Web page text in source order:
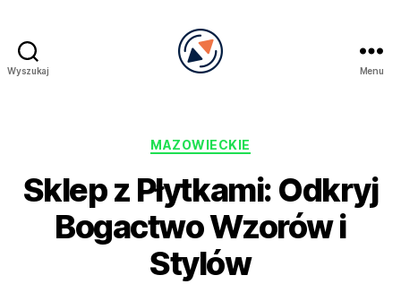
Wyszukaj Menu
Kategorie
MAZOWIECKIE
Sklep z Płytkami: Odkryj
Bogactwo Wzorów i
Stylów